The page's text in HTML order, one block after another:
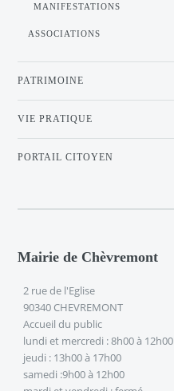
MANIFESTATIONS
ASSOCIATIONS
PATRIMOINE
VIE PRATIQUE
PORTAIL CITOYEN
Mairie de Chèvremont
2 rue de l'Eglise
90340 CHEVREMONT
Accueil du public
lundi et mercredi : 8h00 à 12h00
jeudi : 13h00 à 17h00
samedi :9h00 à 12h00